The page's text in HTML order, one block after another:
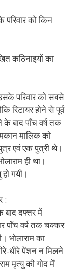
को किन
कठिनाइयों का
परिवार को सबसे
रिटायर होने से पूर्व
बाद पाँच वर्ष तक
मालिक को
एवं एक पुत्री थे।
ही था।
गयी।
:
बाद दफ्तर में
पाँच वर्ष तक चक्कर
भोलाराम का
धीरे पेंशन न मिलने
मृत्यु की गोद में